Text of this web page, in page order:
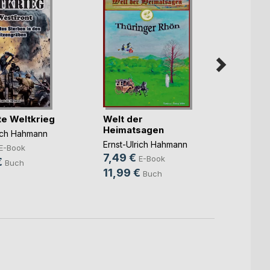
Weltkrieg
Hahmann
Book
Buch
Welt der
Heimatsagen
Ernst-Ulrich Hahmann
7,49 € E-Book
11,99 € Buch